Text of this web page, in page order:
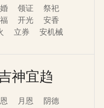
领证
祭祀
开光
安香
立券
安机械
会亲友
安床
挂匾
教牛马
神宜趋
月恩
阴德